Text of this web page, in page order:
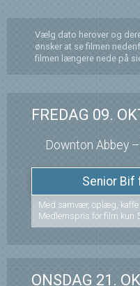
Vælg dato herover og
ønsker at se filmen
filmen længere nede på
FREDAG 09.
Downton Abbey
Senior Bif
Med samvær, oplæg, kaffe
Medlemspris for film kun
her, men betaling af din
ONSDAG 21.